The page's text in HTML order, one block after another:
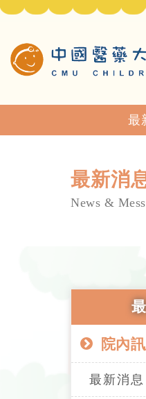
最
最新消
News &
院內
最新消息